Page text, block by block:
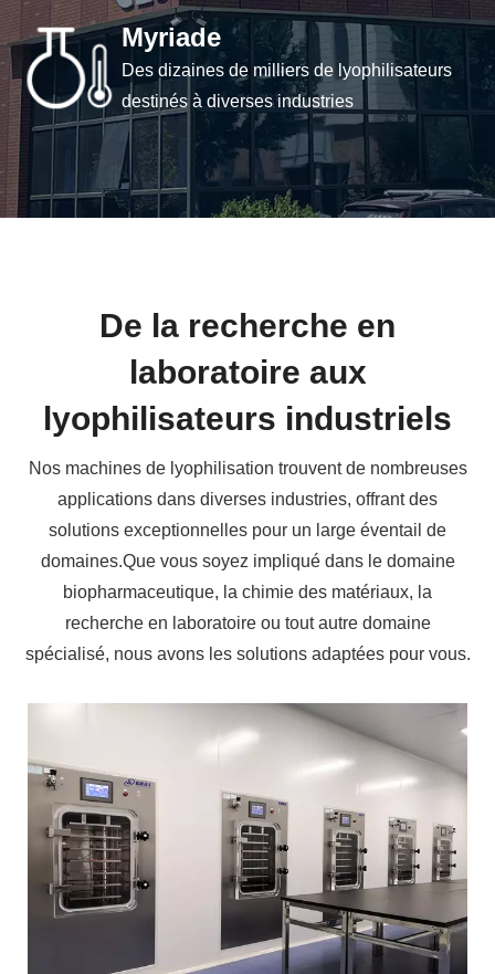
Myriade
Des dizaines de milliers de lyophilisateurs
destinés à diverses industries
De la recherche en
laboratoire aux
lyophilisateurs industriels
Nos machines de lyophilisation trouvent de nombreuses
applications dans diverses industries, offrant des
solutions exceptionnelles pour un large éventail de
domaines.Que vous soyez impliqué dans le domaine
biopharmaceutique, la chimie des matériaux, la
recherche en laboratoire ou tout autre domaine
spécialisé, nous avons les solutions adaptées pour vous.